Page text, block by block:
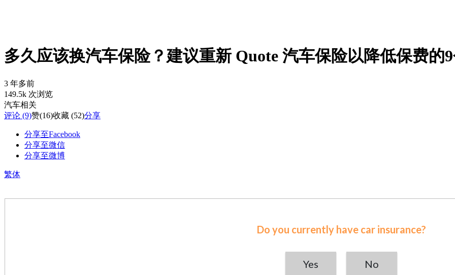
多久应该换汽车保险？建议重新 Quote 汽车保险以降低保费的
3 年多前
149.5k 次浏览
汽车相关
评论 (9)赞(16)收藏 (52)分享
分享至Facebook
分享至微信
分享至微博
繁体